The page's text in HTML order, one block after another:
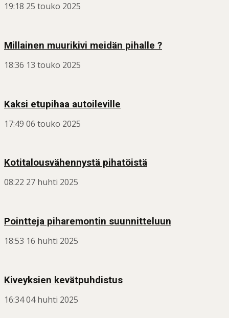
19:18 25 touko 2025
Millainen muurikivi meidän pihalle ?
18:36 13 touko 2025
Kaksi etupihaa autoileville
17:49 06 touko 2025
Kotitalousvähennystä pihatöistä
08:22 27 huhti 2025
Pointteja piharemontin suunnitteluun
18:53 16 huhti 2025
Kiveyksien kevätpuhdistus
16:3404 huhti 2025